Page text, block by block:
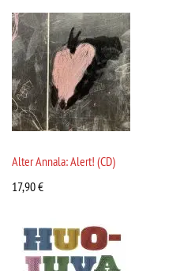
Alter Annala: Alert! (CD)
17,90€